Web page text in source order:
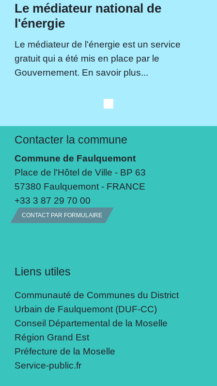
Le médiateur national de
l'énergie
Le médiateur de l'énergie est un service
gratuit qui a été mis en place par le
Gouvernement. En savoir plus...
Contacter la commune
Commune de Faulquemont
Place de l'Hôtel de Ville - BP 63
57380 Faulquemont - FRANCE
+33 3 87 29 70 00
CONTACT PAR FORMULAIRE
Liens utiles
Communauté de Communes du District
Urbain de Faulquemont (DUF-CC)
Conseil Départemental de la Moselle
Région Grand Est
Préfecture de la Moselle
Service-public.fr